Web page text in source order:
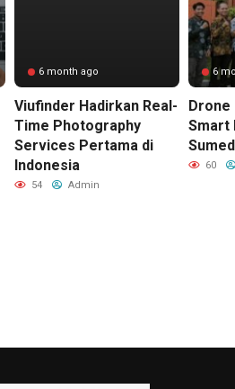
6 month ago
Viufinder Hadirkan Real-
Time Photography
Services Pertama di
Indonesia
54 Admin
6
Drone
Smart
60